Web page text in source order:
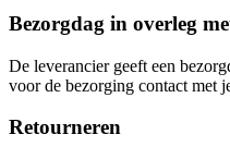
Bezorgdag in overleg
De leverancier geeft een
voor de bezorging contact met
Retourneren